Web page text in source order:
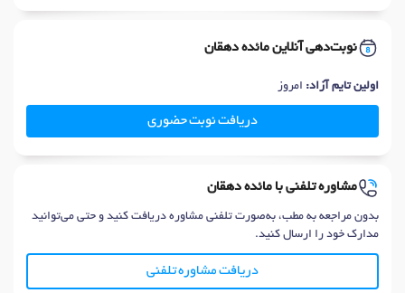
نوبت‌دهی آنلاین مائده دهقان
اولین تایم آزاد: امروز
دریافت نوبت حضوری
مشاوره تلفنی با مائده دهقان
بدون مراجعه به مطب، به‌صورت تلفنی مشاوره دریافت کنید و حتی می‌توانید
مدارک خود را ارسال کنید.
دریافت مشاوره تلفنی